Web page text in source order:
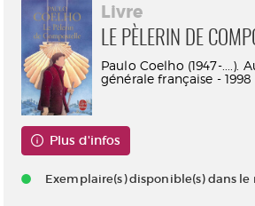
Livre
LE PÈLERIN DE
Paulo Coelho (1947-....).
générale française - 1998
Plus d'infos
Exemplaire(s) disponible(s) dans le